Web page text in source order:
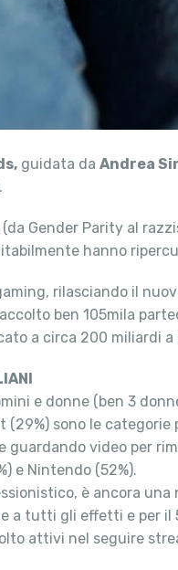
guidata da Andrea
Gender Parity al
hanno
rilasciando il
ben 105mila
a circa 200 miliardi
e donne (ben 3
(29%) sono le
video per
e Nintendo (52%).
è ancora
a tutti gli effetti e per
attivi nel seguire